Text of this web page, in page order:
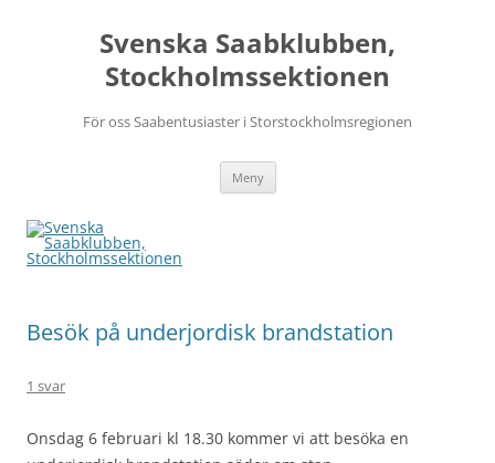
Svenska Saabklubben,
Stockholmssektionen
För oss Saabentusiaster i Storstockholmsregionen
Meny Hoppa
innehåll
Besök på underjordisk brandstation
1 svar
Onsdag 6 februari kl 18.30 kommer vi att besöka en